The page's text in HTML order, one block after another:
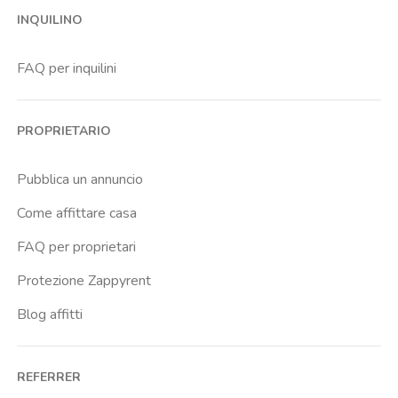
Casal Bernocchi
Eur Fermi
Finocchio
Libia
Malafede
INQUILINO
FAQ per inquilini
PROPRIETARIO
Pubblica un annuncio
Come affittare casa
FAQ per proprietari
Protezione Zappyrent
Blog affitti
REFERRER